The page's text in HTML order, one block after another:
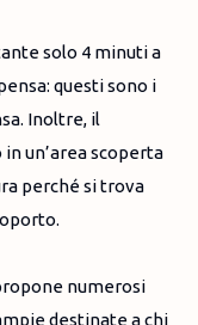
solo 4 minuti a
questi sono i
Inoltre, il
un’area scoperta
perché si trova
numerosi
destinate a chi